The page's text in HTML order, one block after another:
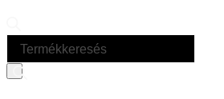
search